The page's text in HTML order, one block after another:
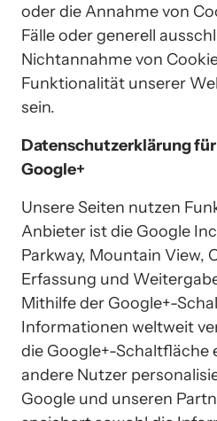
oder die Annahme von
Fälle oder generell
Nichtannahme von
Funktionalität unserer
sein.
Datenschutzerklärung
Google+
Unsere Seiten nutzen
Anbieter ist die Google
Parkway, Mountain View,
Erfassung und
Mithilfe der Google+-
Informationen weltweit
die Google+-Schaltfläche
andere Nutzer
Google und unseren